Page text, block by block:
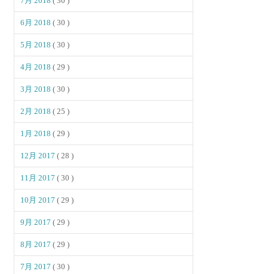
6月 2018( 30 )
5月 2018( 30 )
4月 2018( 29 )
3月 2018( 30 )
2月 2018( 25 )
1月 2018( 29 )
12月 2017( 28 )
11月 2017( 30 )
10月 2017( 29 )
9月 2017( 29 )
8月 2017( 29 )
7月 2017( 30 )